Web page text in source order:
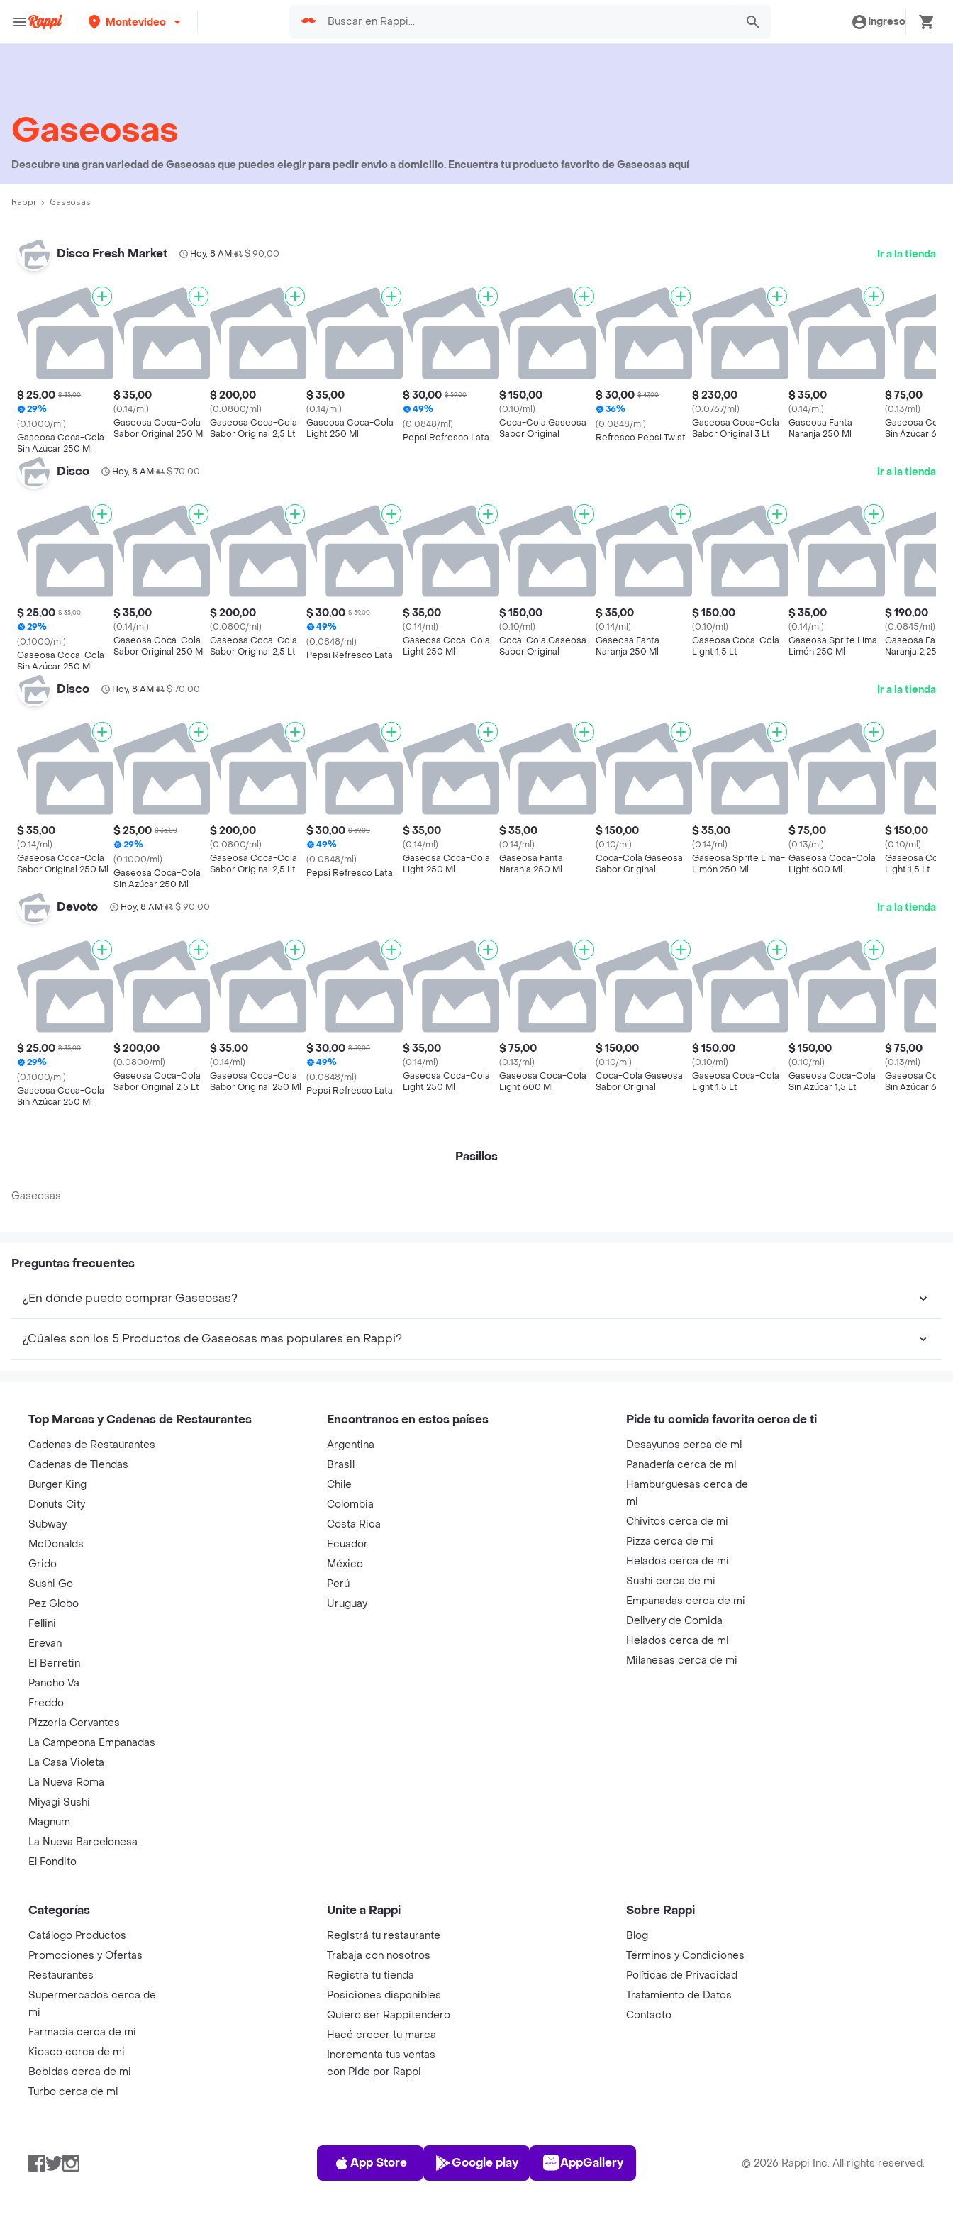
Montevideo Ingreso
Gaseosas
Descubre una gran variedad de Gaseosas que puedes elegir para pedir envio a domicilio. Encuentra tu producto favorito de Gaseosas aquí
Rappi Gaseosas
Disco Fresh Market Hoy, 8 AM• $ 90,00 Ir a la tienda
$ 25,00 $ 35,00
29%
(0.1000/ml)
Gaseosa Coca-Cola
Sin Azúcar 250 Ml
$ 35,00
(0.14/ml)
Gaseosa Coca-Cola
Sabor Original 250 Ml
$ 200,00
(0.0800/ml)
Gaseosa Coca-Cola
Sabor Original 2,5 Lt
$ 35,00
(0.14/ml)
Gaseosa Coca-Cola
Light 250 Ml
$ 30,00 $ 59,00
49%
(0.0848/ml)
Pepsi Refresco Lata
$ 150,00
(0.10/ml)
Coca-Cola Gaseosa
Sabor Original
$ 30,00 $ 47,00
36%
(0.0848/ml)
Refresco Pepsi Twist
$ 230,00
(0.0767/ml)
Gaseosa Coca-Cola
Sabor Original 3 Lt
$ 35,00
(0.14/ml)
Gaseosa Fanta
Naranja 250 Ml
$ 75,00
(0.13/ml)
Gaseosa
Sin Azúcar 600
Disco Hoy, 8 AM• $ 70,00 Ir a la tienda
$ 25,00 $ 35,00
29%
(0.1000/ml)
Gaseosa Coca-Cola
Sin Azúcar 250 Ml
$ 35,00
(0.14/ml)
Gaseosa Coca-Cola
Sabor Original 250 Ml
$ 200,00
(0.0800/ml)
Gaseosa Coca-Cola
Sabor Original 2,5 Lt
$ 30,00 $ 59,00
49%
(0.0848/ml)
Pepsi Refresco Lata
$ 35,00
(0.14/ml)
Gaseosa Coca-Cola
Light 250 Ml
$ 150,00
(0.10/ml)
Coca-Cola Gaseosa
Sabor Original
$ 35,00
(0.14/ml)
Gaseosa Fanta
Naranja 250 Ml
$ 150,00
(0.10/ml)
Gaseosa Coca-Cola
Light 1,5 Lt
$ 35,00
(0.14/ml)
Gaseosa Sprite Lima-
Limón 250 Ml
$ 190,00
(0.0845/ml)
Gaseosa Fanta
Naranja 2,25 Lt
Disco Hoy, 8 AM• $ 70,00 Ir a la tienda
$ 35,00
(0.14/ml)
Gaseosa Coca-Cola
Sabor Original 250 Ml
$ 25,00 $ 35,00
29%
(0.1000/ml)
Gaseosa Coca-Cola
Sin Azúcar 250 Ml
$ 200,00
(0.0800/ml)
Gaseosa Coca-Cola
Sabor Original 2,5 Lt
$ 30,00 $ 59,00
49%
(0.0848/ml)
Pepsi Refresco Lata
$ 35,00
(0.14/ml)
Gaseosa Coca-Cola
Light 250 Ml
$ 35,00
(0.14/ml)
Gaseosa Fanta
Naranja 250 Ml
$ 150,00
(0.10/ml)
Coca-Cola Gaseosa
Sabor Original
$ 35,00
(0.14/ml)
Gaseosa Sprite Lima-
Limón 250 Ml
$ 75,00
(0.13/ml)
Gaseosa Coca-Cola
Light 600 Ml
$ 150,00
(0.10/ml)
Gaseosa
Light 1,5 Lt
Devoto Hoy, 8 AM• $ 90,00 Ir a la tienda
$ 25,00 $ 35,00
29%
(0.1000/ml)
Gaseosa Coca-Cola
Sin Azúcar 250 Ml
$ 200,00
(0.0800/ml)
Gaseosa Coca-Cola
Sabor Original 2,5 Lt
$ 35,00
(0.14/ml)
Gaseosa Coca-Cola
Sabor Original 250 Ml
$ 30,00 $ 59,00
49%
(0.0848/ml)
Pepsi Refresco Lata
$ 35,00
(0.14/ml)
Gaseosa Coca-Cola
Light 250 Ml
$ 75,00
(0.13/ml)
Gaseosa Coca-Cola
Light 600 Ml
$ 150,00
(0.10/ml)
Coca-Cola Gaseosa
Sabor Original
$ 150,00
(0.10/ml)
Gaseosa Coca-Cola
Light 1,5 Lt
$ 150,00
(0.10/ml)
Gaseosa Coca-Cola
Sin Azúcar 1,5 Lt
$ 75,00
(0.13/ml)
Gaseosa
Sin Azúcar 600
Pasillos
Gaseosas
Preguntas frecuentes
¿En dónde puedo comprar Gaseosas?
¿Cúales son los 5 Productos de Gaseosas mas populares en Rappi?
Top Marcas y Cadenas de Restaurantes
Cadenas de Restaurantes
Cadenas de Tiendas
Burger King
Donuts City
Subway
McDonalds
Grido
Sushi Go
Pez Globo
Fellini
Erevan
El Berretin
Pancho Va
Freddo
Pizzeria Cervantes
La Campeona Empanadas
La Casa Violeta
La Nueva Roma
Miyagi Sushi
Magnum
La Nueva Barcelonesa
El Fondito
Encontranos en estos países
Argentina
Brasil
Chile
Colombia
Costa Rica
Ecuador
México
Perú
Uruguay
Pide tu comida favorita cerca de ti
Desayunos cerca de mi
Panadería cerca de mi
Hamburguesas cerca de
mi
Chivitos cerca de mi
Pizza cerca de mi
Helados cerca de mi
Sushi cerca de mi
Empanadas cerca de mi
Delivery de Comida
Helados cerca de mi
Milanesas cerca de mi
Categorías
Catálogo Productos
Promociones y Ofertas
Restaurantes
Supermercados cerca de
mi
Farmacia cerca de mi
Kiosco cerca de mi
Bebidas cerca de mi
Turbo cerca de mi
Unite a Rappi
Registrá tu restaurante
Trabaja con nosotros
Registra tu tienda
Posiciones disponibles
Quiero ser Rappitendero
Hacé crecer tu marca
Incrementa tus ventas
con Pide por Rappi
Sobre Rappi
Blog
Términos y Condiciones
Políticas de Privacidad
Tratamiento de Datos
Contacto
Facebook
TwitterInstagram
App Store
App Store
Play Store
Google play
AppGallery
AppGallery © 2026 Rappi Inc. All rights reserved.